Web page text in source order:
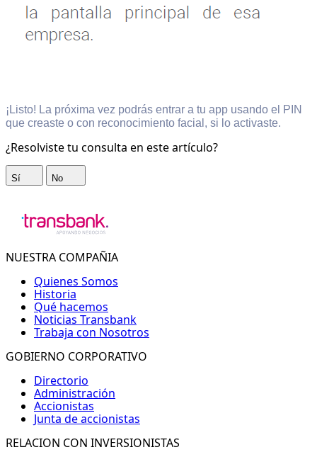
¡Listo! La próxima vez podrás entrar a tu app usando el PIN
que creaste o con reconocimiento facial, si lo activaste.
¿Resolviste tu consulta en este artículo?
Sí No
NUESTRA COMPAÑIA
Quienes Somos
Historia
Qué hacemos
Noticias Transbank
Trabaja con Nosotros
GOBIERNO CORPORATIVO
Directorio
Administración
Accionistas
Junta de accionistas
RELACION CON INVERSIONISTAS